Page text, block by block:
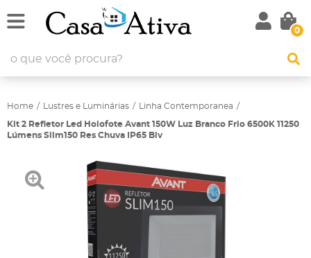
0
Home Lustres e Luminárias Linha Contemporanea
Kit 2 Refletor Led Holofote Avant 150W Luz Branco Frio 6500K 11250
Lúmens Slim150 Res Chuva IP65 Biv